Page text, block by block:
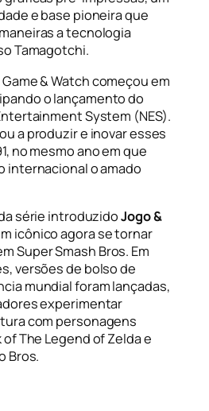
e base pioneira que
a tecnologia
Tamagotchi.
& Watch começou em
o lançamento do
System (NES).
a produzir e inovar esses
no mesmo ano em que
internacional o amado
série introduzidoJogo &
icônico agora se tornar
Super Smash Bros. Em
versões de bolso de
mundial foram lançadas,
experimentar
com personagens
The Legend of Zelda e
Bros.